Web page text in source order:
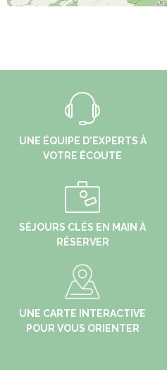
UNE ÉQUIPE D'EXPERTS À
VOTRE ÉCOUTE
SÉJOURS CLÉS EN MAIN À
RÉSERVER
UNE CARTE INTERACTIVE
POUR VOUS ORIENTER